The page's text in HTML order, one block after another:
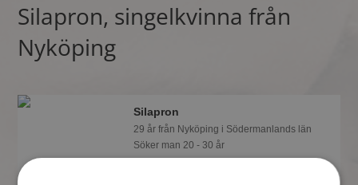
Silapron, singelkvinna från
Nyköping
Silapron
29 år från Nyköping i Södermanlands län
Söker man 20 - 30 år